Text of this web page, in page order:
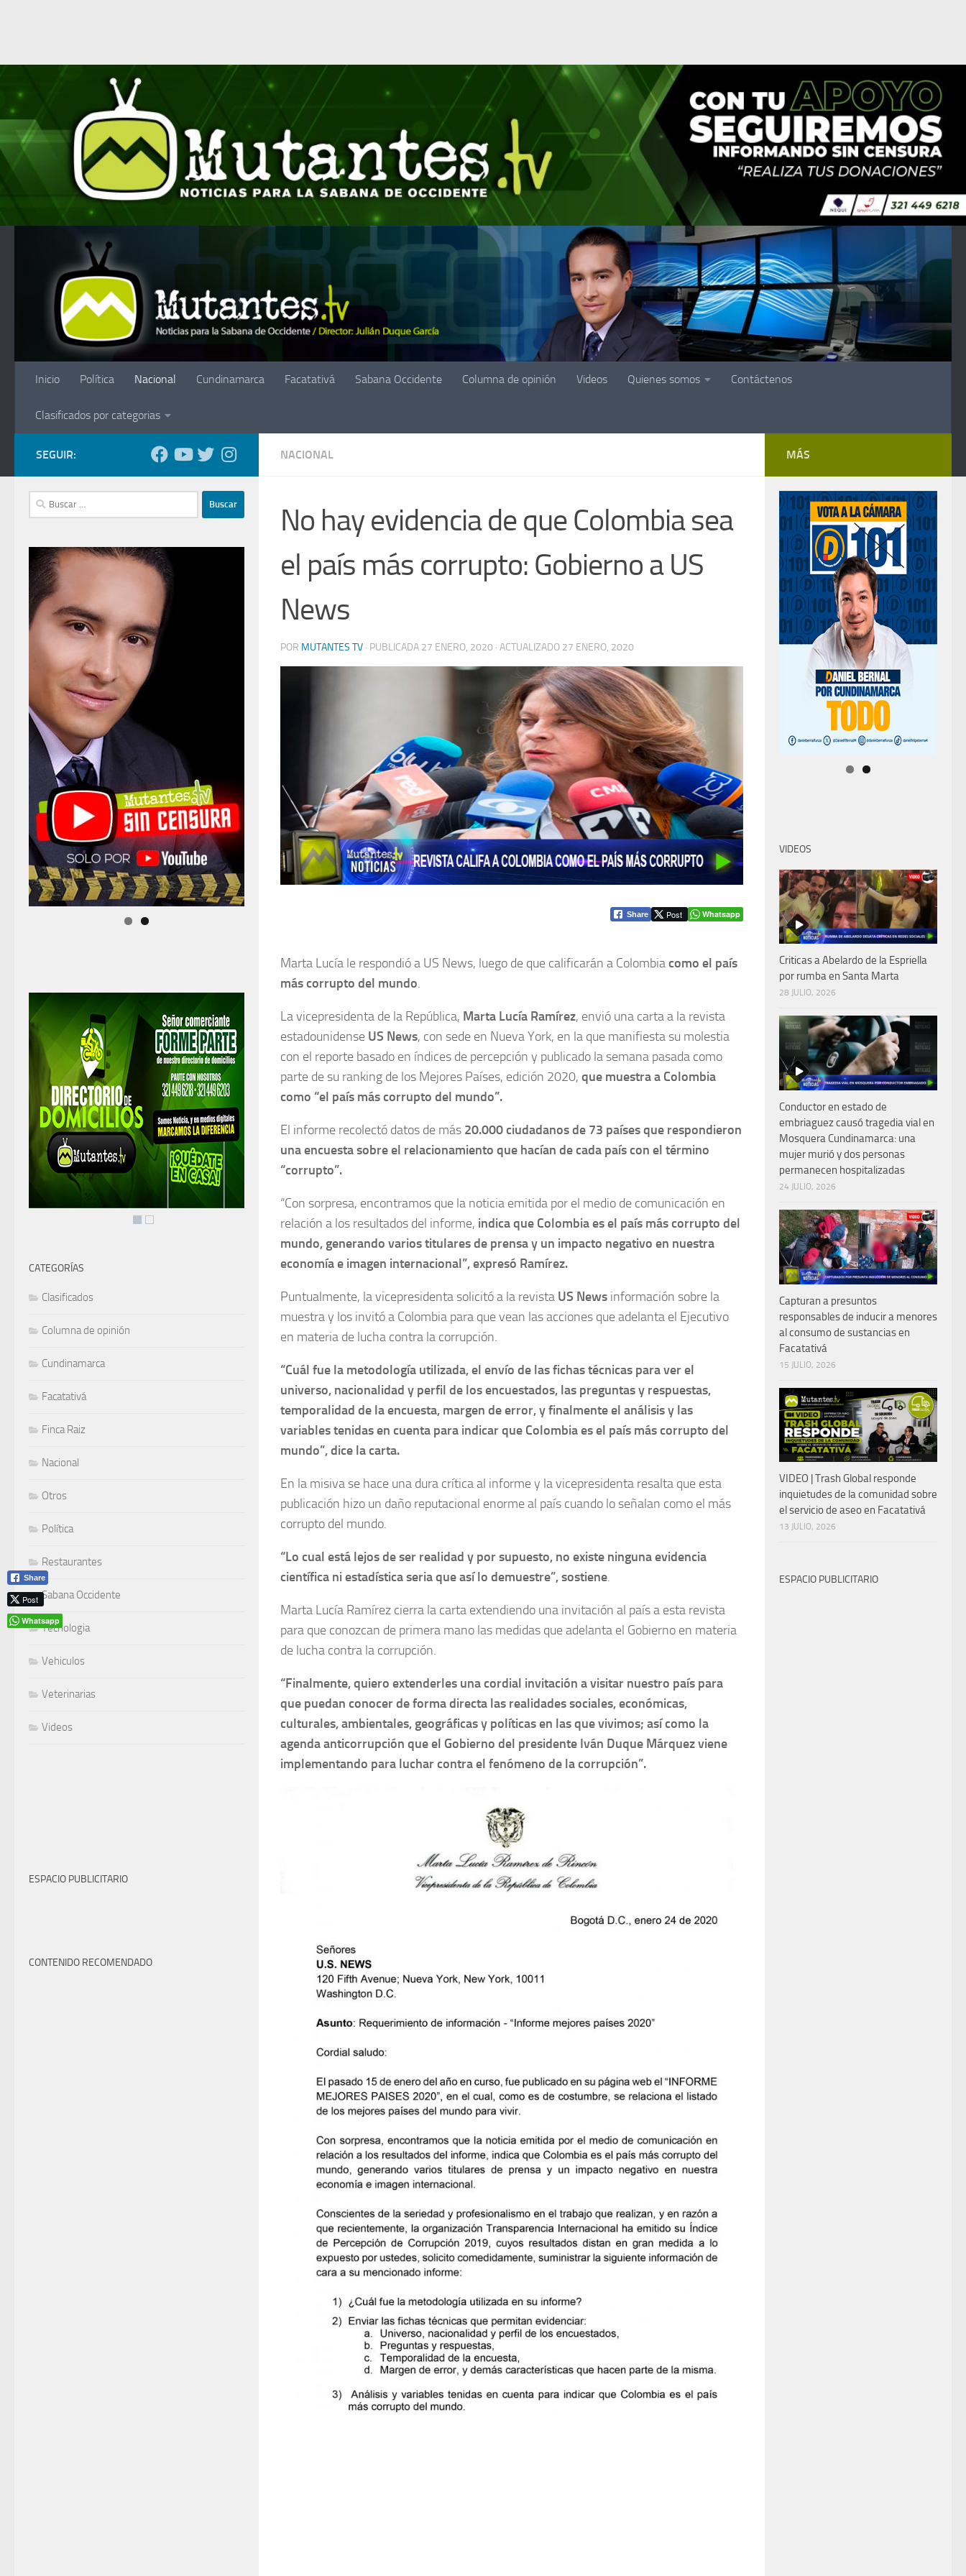
Inicio Política Nacional Cundinamarca Facatativá Sabana Occidente Columna de opinión Videos Quienes somos Contáctenos
Clasificados por categorias
NACIONAL
No hay evidencia de que Colombia sea
el país más corrupto: Gobierno a US
News
POR MUTANTES TV · PUBLICADA 27 ENERO, 2020 · ACTUALIZADO 27 ENERO, 2020
Share Post Whatsapp
Marta Lucía le respondió a US News, luego de que calificarán a Colombiacomo el país
más corrupto del mundo.
La vicepresidenta de la República, Marta Lucía Ramírez, envió una carta a la revista
estadounidense US News, con sede en Nueva York, en la que manifiesta su molestia
con el reporte basado en índices de percepción y publicado la semana pasada como
parte de su ranking de los Mejores Países, edición 2020, que muestra a Colombia
como “el país más corrupto del mundo”.
El informe recolectó datos de más 20.000 ciudadanos de 73 países que respondieron
una encuesta sobre el relacionamiento que hacían de cada país con el término
“corrupto”.
“Con sorpresa, encontramos que la noticia emitida por el medio de comunicación en
relación a los resultados del informe, indica que Colombia es el país más corrupto del
mundo, generando varios titulares de prensa y un impacto negativo en nuestra
economía e imagen internacional”, expresó Ramírez.
Puntualmente, la vicepresidenta solicitó a la revista US News información sobre la
muestra y los invitó a Colombia para que vean las acciones que adelanta el Ejecutivo
en materia de lucha contra la corrupción.
“Cuál fue la metodología utilizada, el envío de las fichas técnicas para ver el
universo, nacionalidad y perfil de los encuestados, las preguntas y respuestas,
temporalidad de la encuesta, margen de error, y finalmente el análisis y las
variables tenidas en cuenta para indicar que Colombia es el país más corrupto del
mundo”, dice la carta.
En la misiva se hace una dura crítica al informe y la vicepresidenta resalta que esta
publicación hizo un daño reputacional enorme al país cuando lo señalan como el más
corrupto del mundo.
“Lo cual está lejos de ser realidad y por supuesto, no existe ninguna evidencia
científica ni estadística seria que así lo demuestre”, sostiene.
Marta Lucía Ramírez cierra la carta extendiendo una invitación al país a esta revista
para que conozcan de primera mano las medidas que adelanta el Gobierno en materia
de lucha contra la corrupción.
“Finalmente, quiero extenderles una cordial invitación a visitar nuestro país para
que puedan conocer de forma directa las realidades sociales, económicas,
culturales, ambientales, geográficas y políticas en las que vivimos; así como la
agenda anticorrupción que el Gobierno del presidente Iván Duque Márquez viene
implementando para luchar contra el fenómeno de la corrupción”.
SEGUIR:
Buscar:
CATEGORÍAS
Clasificados
Columna de opinión
Cundinamarca
Facatativá
Finca Raiz
Nacional
Otros
Política
Restaurantes
Sabana Occidente
Tecnologia
Vehiculos
Veterinarias
Videos
ESPACIO PUBLICITARIO
CONTENIDO RECOMENDADO
MÁS
VIDEOS
Criticas a Abelardo de la Espriella
por rumba en Santa Marta
28 JULIO, 2026
Conductor en estado de
embriaguez causó tragedia vial en
Mosquera Cundinamarca: una
mujer murió y dos personas
permanecen hospitalizadas
24 JULIO, 2026
Capturan a presuntos
responsables de inducir a menores
al consumo de sustancias en
Facatativá
15 JULIO, 2026
VIDEO | Trash Global responde
inquietudes de la comunidad sobre
el servicio de aseo en Facatativá
13 JULIO, 2026
ESPACIO PUBLICITARIO
Share
Post
Whatsapp